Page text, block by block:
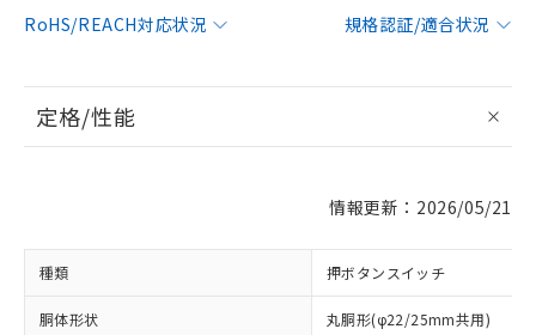
RoHS/REACH対応状況
規格認証/適合状況
定格/性能
情報更新：2026/05/21
種類 押ボタンスイッチ
胴体形状 丸胴形(φ22/25mm共用)